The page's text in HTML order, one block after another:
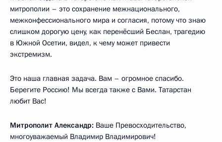
митрополии – это сохранение межнационального,
межконфессионального мира и согласия, потому что знаю
слишком дорогую цену, как перенёсший Беслан, трагедию
в Южной Осетии, видел, к чему может привести
экстремизм.
Это наша главная задача. Вам – огромное спасибо.
Берегите Россию! Мы всегда также с Вами. Татарстан
любит Вас!
Митрополит Александр: Ваше Превосходительство,
многоуважаемый Владимир Владимирович!